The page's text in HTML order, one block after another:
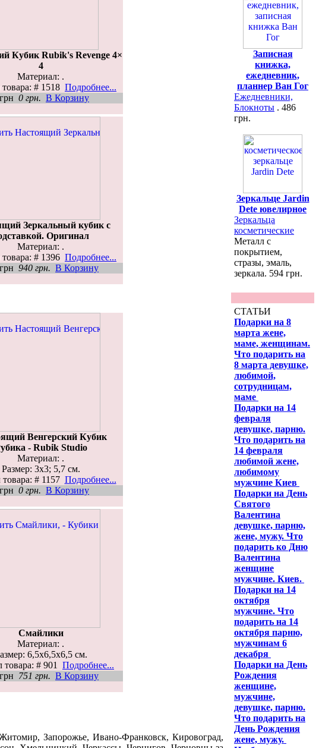
Кубик Rubik's Revenge 4×
4
Материал: .
# 1518 Подробнее...
грн 0 грн. В Корзину
Зеркальный кубик с
Оригинал
Материал: .
# 1396 Подробнее...
грн 940 грн. В Корзину
Венгерский Кубик
- Rubik Studio
Материал: .
Размер: 3x3; 5,7 см.
# 1157 Подробнее...
грн 0 грн. В Корзину
Смайлики
Материал: .
6,5x6,5x6,5 см.
товара: # 901 Подробнее...
грн 751 грн. В Корзину
Запорожье, Ивано-Франковск, Кировоград,
Записная
книжка,
ежедневник,
планнер Ван Гог
Ежедневники,
Блокноты . 486
грн.
Зеркальце Jardin
Dete ювелирное
Зеркальца
косметические
Металл с
покрытием,
стразы, эмаль,
зеркала. 594 грн.
СТАТЬИ
Подарки на 8
марта жене,
маме, женщинам.
Что подарить на
8 марта девушке,
любимой,
сотрудницам,
маме
Подарки на 14
февраля
девушке, парню.
Что подарить на
14 февраля
любимой жене,
любимому
мужчине Киев
Подарки на День
Святого
Валентина
девушке, парню,
жене, мужу. Что
подарить ко Дню
Валентина
женщине
мужчине. Киев.
Подарки на 14
октября
мужчине. Что
подарить на 14
октября парню,
мужчинам 6
декабря
Подарки на День
Рождения
женщине,
мужчине,
девушке, парню.
Что подарить на
День Рождения
жене, мужу.